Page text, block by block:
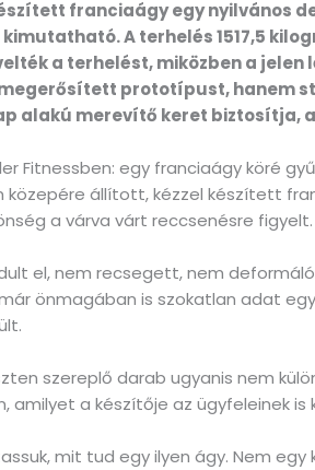
franciaágy egy nyilvános
A terhelés 1517,5
a terhelést, miközben a
prototípust, hanem
alakú merevítő keret biztosítja,
Fitnessben: egy franciaágy köré
állított, kézzel készített
a várva várt reccsenésre figyelt.
el, nem recsegett, nem
önmagában is szokatlan adat
szereplő darab ugyanis nem
a készítője az ügyfeleinek is
mit tud egy ilyen ágy. Nem